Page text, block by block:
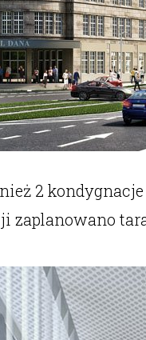
2
zaplanowano